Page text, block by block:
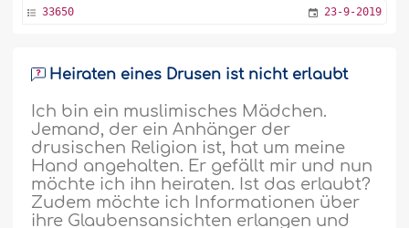
33650 23-9-2019
Heiraten eines Drusen ist nicht erlaubt
Ich bin ein muslimisches Mädchen.
Jemand, der ein Anhänger der
drusischen Religion ist, hat um meine
Hand angehalten. Er gefällt mir und nun
möchte ich ihn heiraten. Ist das erlaubt?
Zudem möchte ich Informationen über
ihre Glaubensansichten erlangen und